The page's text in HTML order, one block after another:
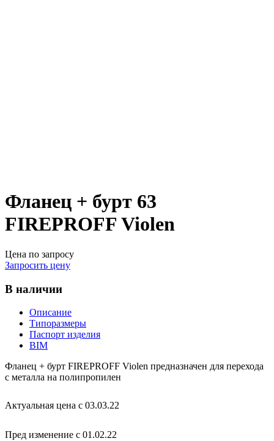
Фланец + бурт 63
FIREPROFF Violen
Цена по запросу
Запросить цену
В наличии
Описание
Типоразмеры
Паспорт изделия
BIM
Фланец + бурт FIREPROFF Violen предназначен для перехода
с металла на полипропилен
Актуальная цена с 03.03.22
Пред изменение с 01.02.22